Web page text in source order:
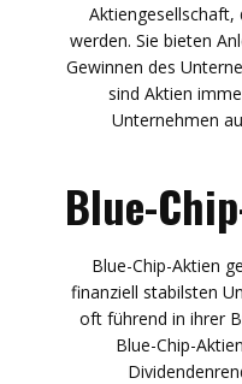
werden. Sie bieten
Gewinnen des
sind Aktien
Unternehmen
Blue-
Blue-Chip-Aktien
finanziell stabilsten
oft führend in ihrer
Blue-Chip-